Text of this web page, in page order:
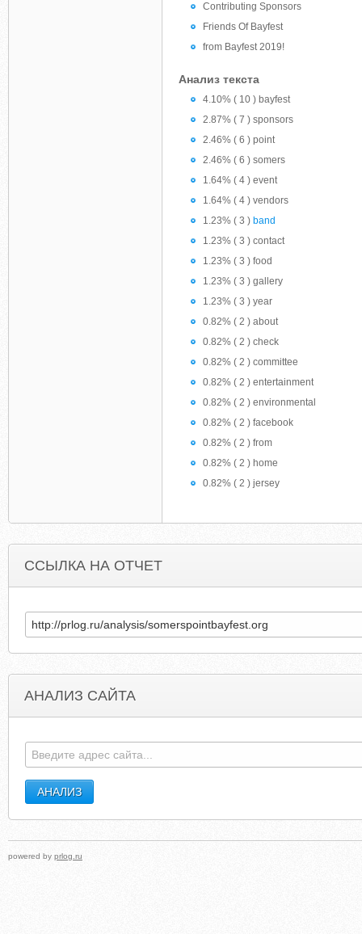
Contributing Sponsors
Friends Of Bayfest
from Bayfest 2019!
Анализ текста
4.10% ( 10 ) bayfest
2.87% ( 7 ) sponsors
2.46% ( 6 ) point
2.46% ( 6 ) somers
1.64% ( 4 ) event
1.64% ( 4 ) vendors
1.23% ( 3 ) band
1.23% ( 3 ) contact
1.23% ( 3 ) food
1.23% ( 3 ) gallery
1.23% ( 3 ) year
0.82% ( 2 ) about
0.82% ( 2 ) check
0.82% ( 2 ) committee
0.82% ( 2 ) entertainment
0.82% ( 2 ) environmental
0.82% ( 2 ) facebook
0.82% ( 2 ) from
0.82% ( 2 ) home
0.82% ( 2 ) jersey
ССЫЛКА НА ОТЧЕТ
АНАЛИЗ САЙТА
powered by prlog.ru